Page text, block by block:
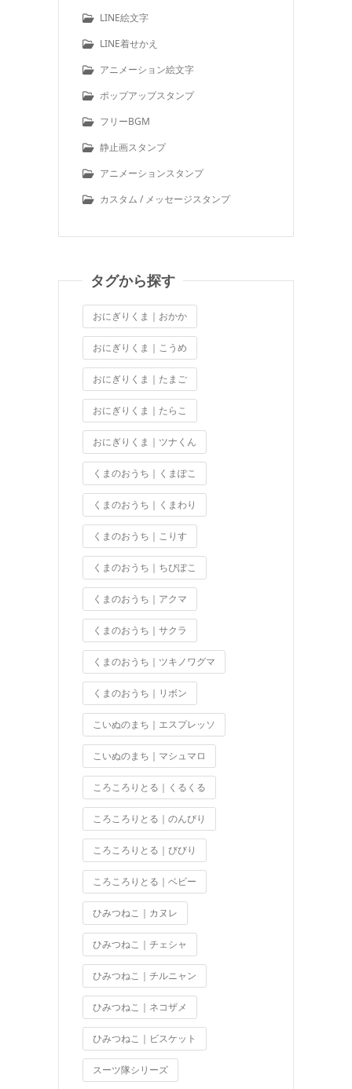
LINE絵文字
LINE着せかえ
アニメーション絵文字
ポップアップスタンプ
フリーBGM
静止画スタンプ
アニメーションスタンプ
カスタム / メッセージスタンプ
タグから探す
おにぎりくま｜おかか
おにぎりくま｜こうめ
おにぎりくま｜たまご
おにぎりくま｜たらこ
おにぎりくま｜ツナくん
くまのおうち｜くまぽこ
くまのおうち｜くまわり
くまのおうち｜こりす
くまのおうち｜ちびぽこ
くまのおうち｜アクマ
くまのおうち｜サクラ
くまのおうち｜ツキノワグマ
くまのおうち｜リボン
こいぬのまち｜エスプレッソ
こいぬのまち｜マシュマロ
ころころりとる｜くるくる
ころころりとる｜のんびり
ころころりとる｜びびり
ころころりとる｜ベビー
ひみつねこ｜カヌレ
ひみつねこ｜チェシャ
ひみつねこ｜チルニャン
ひみつねこ｜ネコザメ
ひみつねこ｜ビスケット
スーツ隊シリーズ